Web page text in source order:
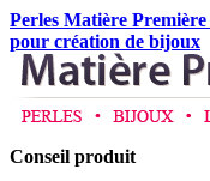
Perles Matière Première
pour création de bijoux
Conseil produit